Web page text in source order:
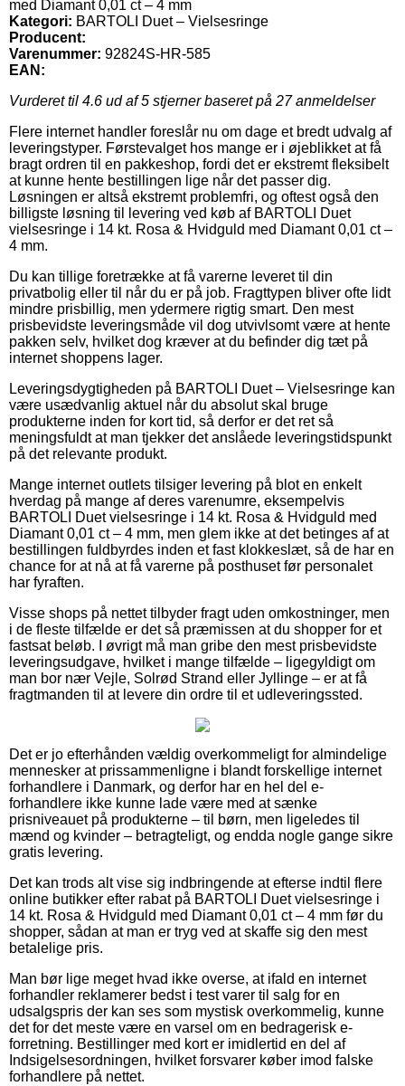
med Diamant 0,01 ct – 4 mm
Kategori: BARTOLI Duet – Vielsesringe
Producent:
Varenummer: 92824S-HR-585
EAN:
Vurderet til 4.6 ud af 5 stjerner baseret på 27anmeldelser
Flere internet handler foreslår nu om dage et bredt udvalg af
leveringstyper. Førstevalget hos mange er i øjeblikket at få
bragt ordren til en pakkeshop, fordi det er ekstremt fleksibelt
at kunne hente bestillingen lige når det passer dig.
Løsningen er altså ekstremt problemfri, og oftest også den
billigste løsning til levering ved køb af BARTOLI Duet
vielsesringe i 14 kt. Rosa & Hvidguld med Diamant 0,01 ct –
4 mm.
Du kan tillige foretrække at få varerne leveret til din
privatbolig eller til når du er på job. Fragttypen bliver ofte lidt
mindre prisbillig, men ydermere rigtig smart. Den mest
prisbevidste leveringsmåde vil dog utvivlsomt være at hente
pakken selv, hvilket dog kræver at du befinder dig tæt på
internet shoppens lager.
Leveringsdygtigheden på BARTOLI Duet – Vielsesringe kan
være usædvanlig aktuel når du absolut skal bruge
produkterne inden for kort tid, så derfor er det ret så
meningsfuldt at man tjekker det anslåede leveringstidspunkt
på det relevante produkt.
Mange internet outlets tilsiger levering på blot en enkelt
hverdag på mange af deres varenumre, eksempelvis
BARTOLI Duet vielsesringe i 14 kt. Rosa & Hvidguld med
Diamant 0,01 ct – 4 mm, men glem ikke at det betinges af at
bestillingen fuldbyrdes inden et fast klokkeslæt, så de har en
chance for at nå at få varerne på posthuset før personalet
har fyraften.
Visse shops på nettet tilbyder fragt uden omkostninger, men
i de fleste tilfælde er det så præmissen at du shopper for et
fastsat beløb. I øvrigt må man gribe den mest prisbevidste
leveringsudgave, hvilket i mange tilfælde – ligegyldigt om
man bor nær Vejle, Solrød Strand eller Jyllinge – er at få
fragtmanden til at levere din ordre til et udleveringssted.
Det er jo efterhånden vældig overkommeligt for almindelige
mennesker at prissammenligne i blandt forskellige internet
forhandlere i Danmark, og derfor har en hel del e-
forhandlere ikke kunne lade være med at sænke
prisniveauet på produkterne – til børn, men ligeledes til
mænd og kvinder – betragteligt, og endda nogle gange sikre
gratis levering.
Det kan trods alt vise sig indbringende at efterse indtil flere
online butikker efter rabat på BARTOLI Duet vielsesringe i
14 kt. Rosa & Hvidguld med Diamant 0,01 ct – 4 mm før du
shopper, sådan at man er tryg ved at skaffe sig den mest
betalelige pris.
Man bør lige meget hvad ikke overse, at ifald en internet
forhandler reklamerer bedst i test varer til salg for en
udsalgspris der kan ses som mystisk overkommelig, kunne
det for det meste være en varsel om en bedragerisk e-
forretning. Bestillinger med kort er imidlertid en del af
Indsigelsesordningen, hvilket forsvarer køber imod falske
forhandlere på nettet.